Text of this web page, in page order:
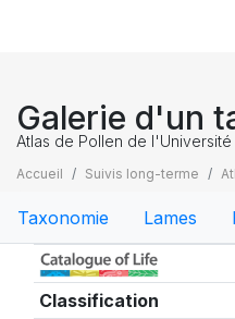
Galerie d'un
Atlas de Pollen de
Accueil Suivis long-terme
Taxonomie Lames
Taxonomie
Classification